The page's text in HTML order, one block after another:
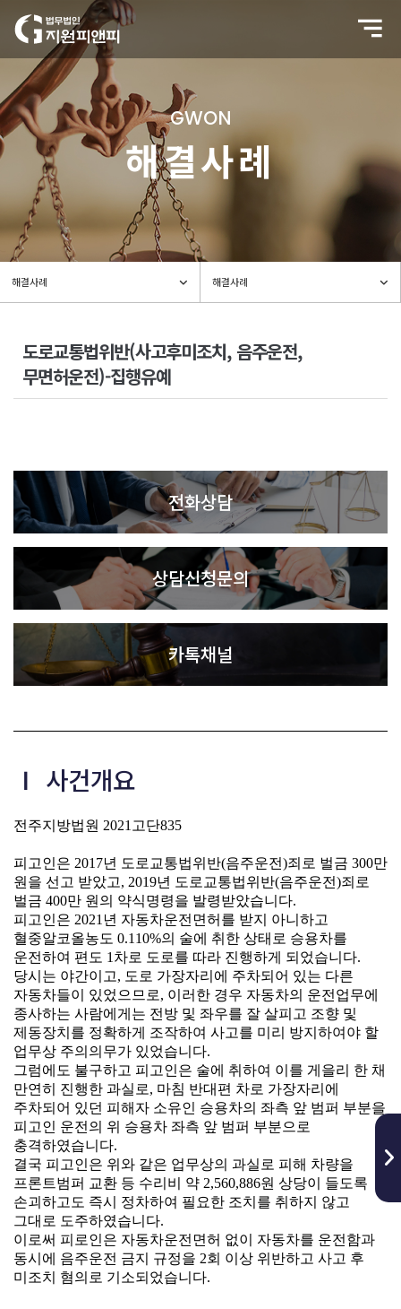
GWON
해결사례
도로교통법위반(사고후미조치, 음주운전,
무면허운전)-집행유예
전화상담
상담신청문의
카톡채널
Ⅰ 사건개요
전주지방법원 2021고단835
피고인은 2017년 도로교통법위반(음주운전)죄로 벌금 300만
원을 선고 받았고, 2019년 도로교통법위반(음주운전)죄로
벌금 400만 원의 약식명령을 발령받았습니다.
피고인은 2021년 자동차운전면허를 받지 아니하고
혈중알코올농도 0.110%의 술에 취한 상태로 승용차를
운전하여 편도 1차로 도로를 따라 진행하게 되었습니다.
당시는 야간이고, 도로 가장자리에 주차되어 있는 다른
자동차들이 있었으므로, 이러한 경우 자동차의 운전업무에
종사하는 사람에게는 전방 및 좌우를 잘 살피고 조향 및
제동장치를 정확하게 조작하여 사고를 미리 방지하여야 할
업무상 주의의무가 있었습니다.
그럼에도 불구하고 피고인은 술에 취하여 이를 게을리 한 채
만연히 진행한 과실로, 마침 반대편 차로 가장자리에
주차되어 있던 피해자 소유인 승용차의 좌측 앞 범퍼 부분을
피고인 운전의 위 승용차 좌측 앞 범퍼 부분으로
충격하였습니다.
결국 피고인은 위와 같은 업무상의 과실로 피해 차량을
프론트범퍼 교환 등 수리비 약 2,560,886원 상당이 들도록
손괴하고도 즉시 정차하여 필요한 조치를 취하지 않고
그대로 도주하였습니다.
이로써 피로인은 자동차운전면허 없이 자동차를 운전함과
동시에 음주운전 금지 규정을 2회 이상 위반하고 사고 후
미조치 혐의로 기소되었습니다.